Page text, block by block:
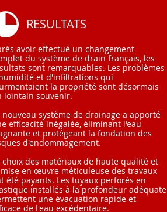
RESULTATS
avoir effectué un changement
du système de drain français, les
sont remarquables. Les problèmes
et d'infiltrations qui
la propriété sont désormais
lointain souvenir.
nouveau système de drainage a apporté
efficacité inégalée, éliminant l'eau
et protégeant la fondation des
d'endommagement.
choix des matériaux de haute qualité et
en œuvre méticuleuse des travaux
été payants. Les tuyaux perforés en
installés à la profondeur adéquate
une évacuation rapide et
de l'eau excédentaire.